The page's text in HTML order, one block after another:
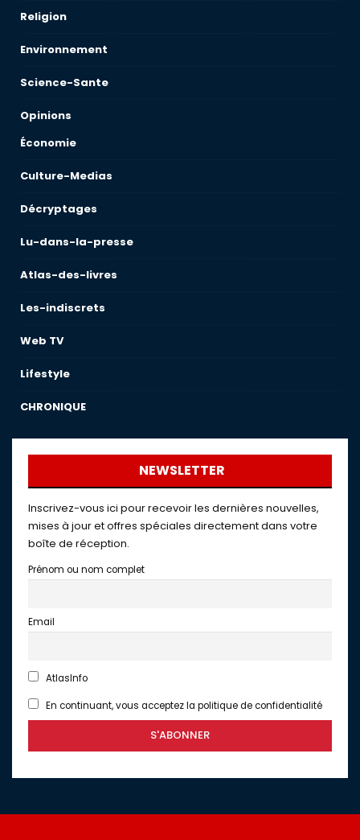
Religion
Environnement
Science-Sante
Opinions
Économie
Culture-Medias
Décryptages
Lu-dans-la-presse
Atlas-des-livres
Les-indiscrets
Web TV
Lifestyle
CHRONIQUE
NEWSLETTER
Inscrivez-vous ici pour recevoir les dernières nouvelles,
mises à jour et offres spéciales directement dans votre
boîte de réception.
Prénom ou nom complet
Email
AtlasInfo
En continuant, vous acceptez la politique de confidentialité